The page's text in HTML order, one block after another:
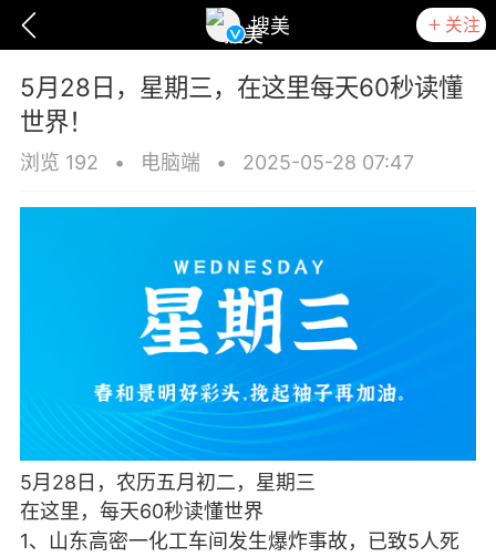
搜美 关注
爆汗熊 卡卡动能素 无创溶斑术
美业357 芯诗妍
5月28日，星期三，在这里每天60秒读懂
世界！
浏览 192 • 电脑端 • 2025-05-28 07:47
5月28日，农历五月初二，星期三
在这里，每天60秒读懂世界
1、山东高密一化工车间发生爆炸事故，已致5人死